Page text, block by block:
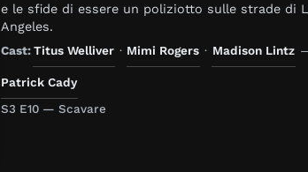
e le sfide di essere un poliziotto sulle strade di
Angeles.
Cast: Titus Welliver · Mimi Rogers · Madison Lintz
Patrick Cady
S3 E10 — Scavare